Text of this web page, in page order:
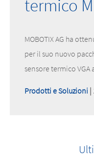
termico
MOBOTIX AG ha
per il suo nuovo
sensore termico VGA
Prodotti e Soluzioni |